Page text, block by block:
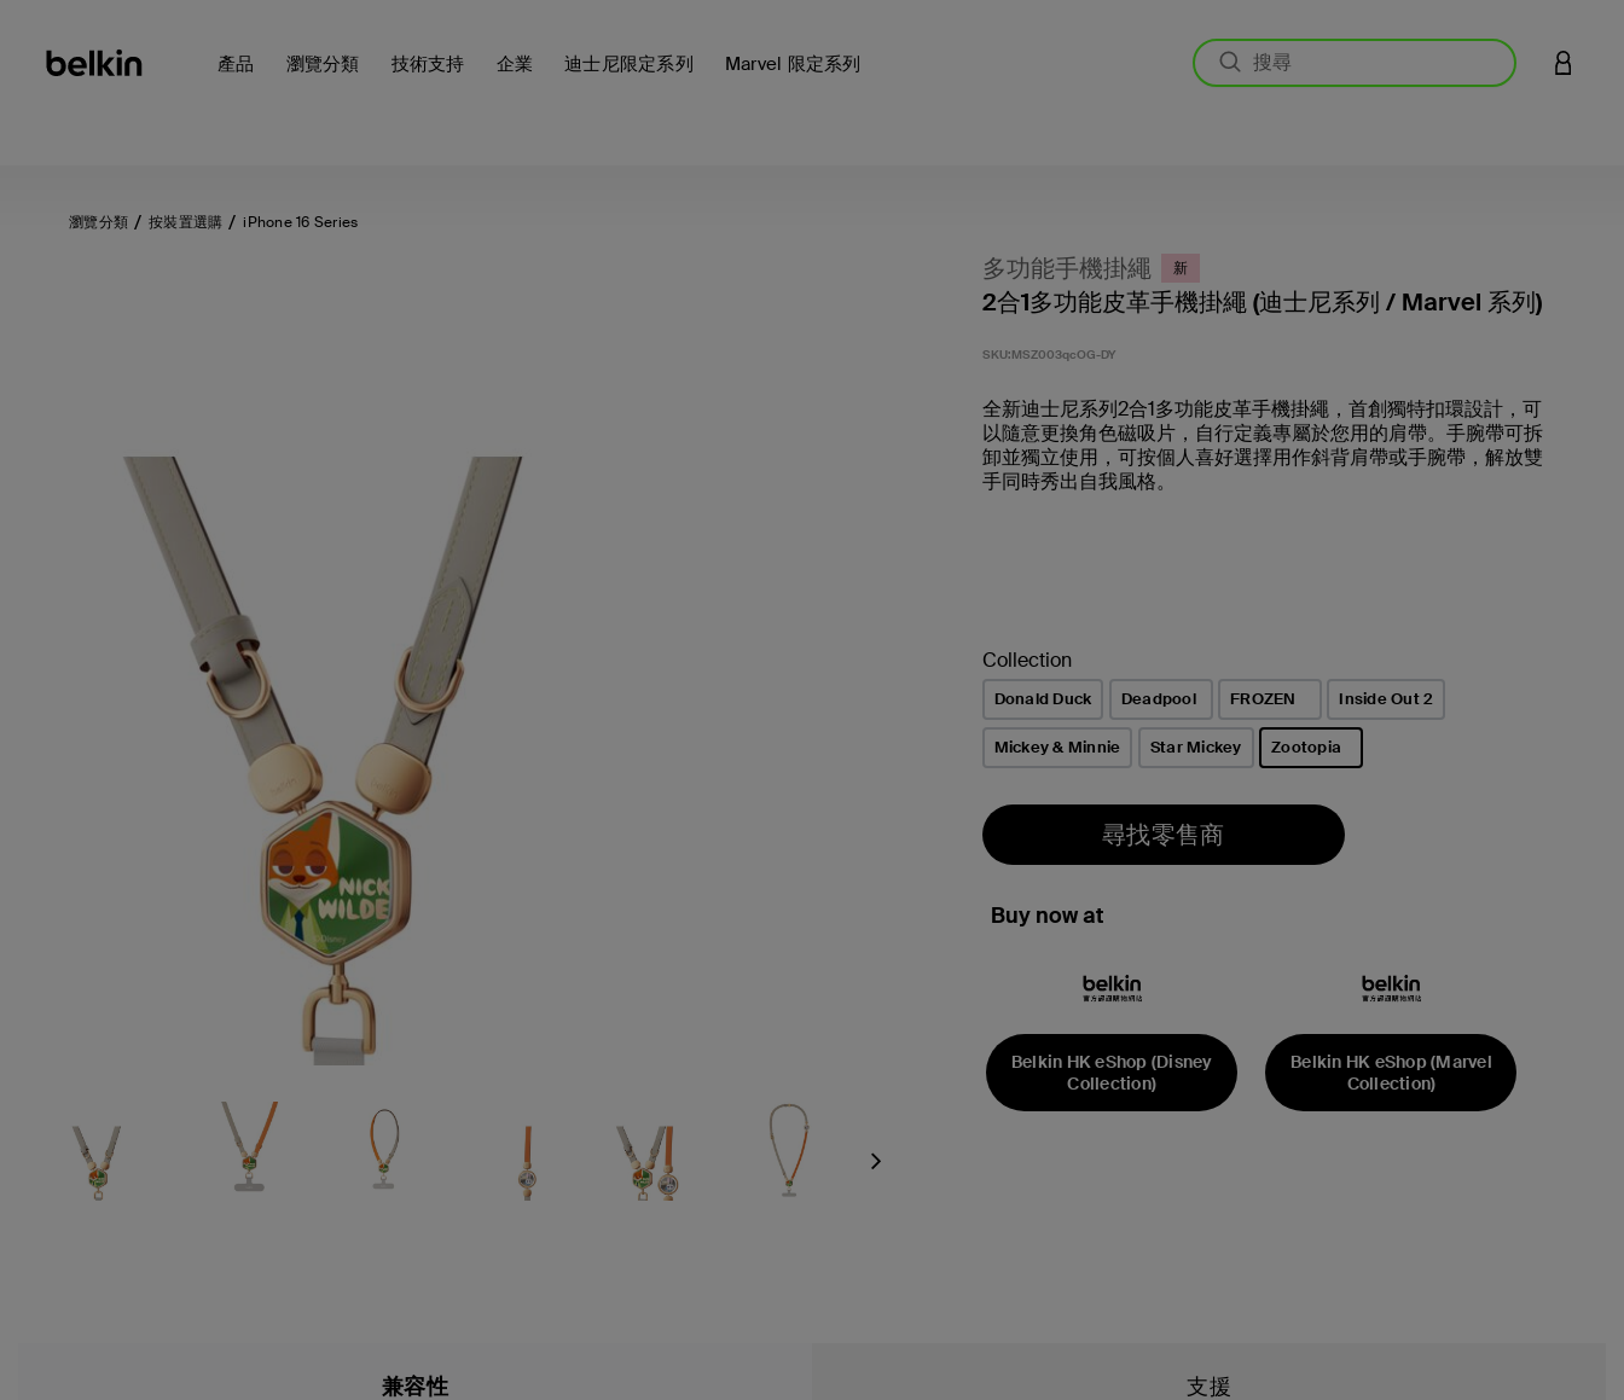
產品 瀏覽分類 技術支持 企業 迪士尼限定系列 Marvel 限定系列 登入您
瀏覽分類 按裝置選購 iPhone 16 Series
Next
多功能手機掛繩 新
2合1多功能皮革手機掛繩 (迪士尼系列 / Marvel 系列)
SKU:MSZ003qcOG-DY
全新迪士尼系列2合1多功能皮革手機掛繩，首創獨特扣環設計，可
以隨意更換角色磁吸片，自行定義專屬於您用的肩帶。手腕帶可拆
卸並獨立使用，可按個人喜好選擇用作斜背肩帶或手腕帶，解放雙
手同時秀出自我風格。
Collection
Donald Duck Deadpool FROZEN Inside Out 2
Mickey & Minnie Star Mickey Zootopia
尋找零售商
Buy now at
Belkin HK eShop (Disney
Collection)
Belkin HK eShop (Marvel
Collection)
兼容性 支援